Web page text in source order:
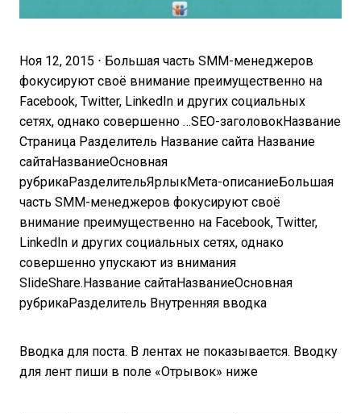
Ноя 12, 2015 ⋅ Большая часть SMM-менеджеров
фокусируют своё внимание преимущественно на
Facebook, Twitter, LinkedIn и других социальных
сетях, однако совершенно …SEO-заголовокНазвание
Страница Разделитель Название сайта Название
сайтаНазваниеОсновная
рубрикаРазделительЯрлыкМета-описаниеБольшая
часть SMM-менеджеров фокусируют своё
внимание преимущественно на Facebook, Twitter,
LinkedIn и других социальных сетях, однако
совершенно упускают из внимания
SlideShare.Название сайтаНазваниеОсновная
рубрикаРазделитель Внутренняя вводка
Вводка для поста. В лентах не показывается. Вводку
для лент пиши в поле «Отрывок» ниже